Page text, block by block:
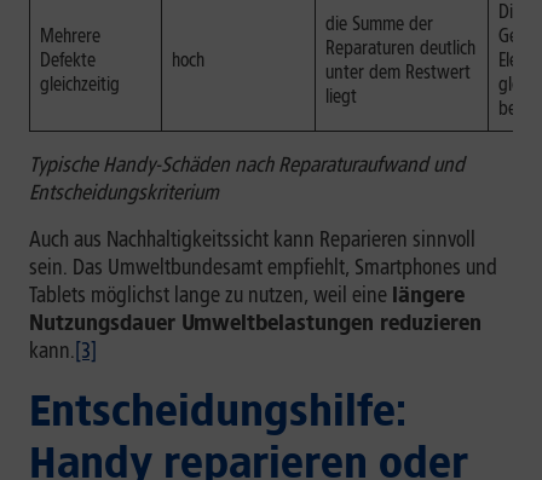
Mehrere
Defekte
gleichzeitig
hoch
die Summe der
Reparaturen deutlich
unter dem Restwert
liegt
Typische Handy-Schäden nach Reparaturaufwand und
Entscheidungskriterium
Auch aus Nachhaltigkeitssicht kann Reparieren sinnvoll
sein. Das Umweltbundesamt empfiehlt, Smartphones und
Tablets möglichst lange zu nutzen, weil eine längere
Nutzungsdauer Umweltbelastungen reduzieren
kann.[3]
Entscheidungshilfe:
Handy reparieren oder